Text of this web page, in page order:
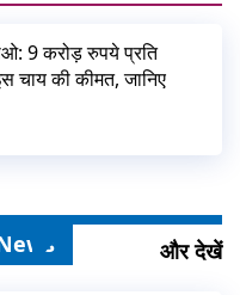
9 करोड़ रुपये प्रति
चाय की कीमत, जानिए
और देखें